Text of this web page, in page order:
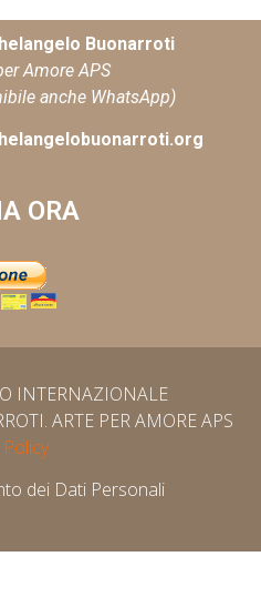
Buonarroti
Amore APS
anche WhatsApp)
ORA
INTERNAZIONALE
ARTE PER AMORE APS
dei Dati Personali